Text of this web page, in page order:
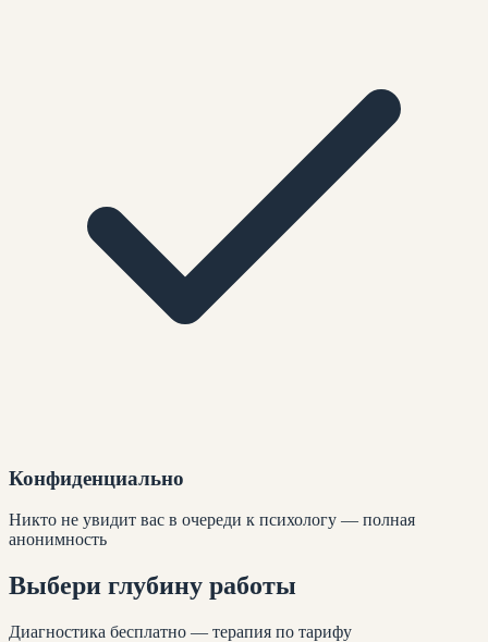
Конфиденциально
Никто не увидит вас в очереди к психологу — полная
анонимность
Выбери глубину работы
Диагностика бесплатно — терапия по тарифу